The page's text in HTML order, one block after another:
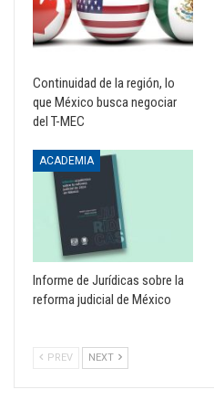
Continuidad de la región, lo
que México busca negociar
del T-MEC
ACADEMIA
Informe de Jurídicas sobre la
reforma judicial de México
PREV NEXT